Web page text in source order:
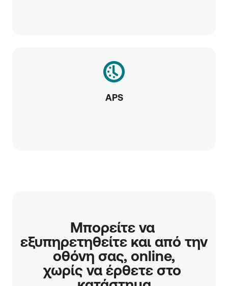
APS
Μπορείτε να
εξυπηρετηθείτε και από την
οθόνη σας, online,
χωρίς να έρθετε στο